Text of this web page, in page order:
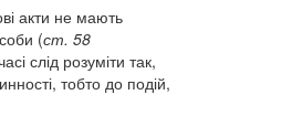
акти не мають
(ст. 58
слід розуміти так,
тобто до подій,